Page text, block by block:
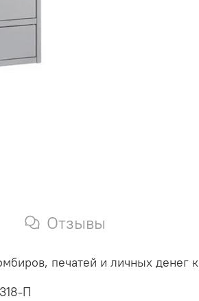
Отзывы
печатей и личных денег
П